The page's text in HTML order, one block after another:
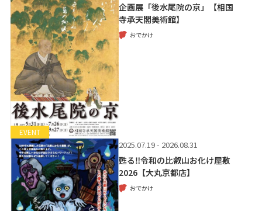
EVENT
企画展「後水尾院の京」【相国
寺承天閣美術館】
おでかけ
2025.07.19 - 2026.08.31
甦る‼令和の比叡山お化け屋敷
2026【大丸京都店】
おでかけ